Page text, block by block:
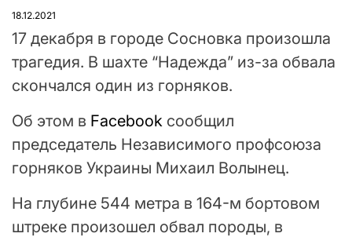
18.12.2021
17 декабря в городе Сосновка произошла
трагедия. В шахте “Надежда” из-за обвала
скончался один из горняков.
Об этом в Facebook сообщил
председатель Независимого профсоюза
горняков Украины Михаил Волынец.
На глубине 544 метра в 164-м бортовом
штреке произошел обвал породы, в